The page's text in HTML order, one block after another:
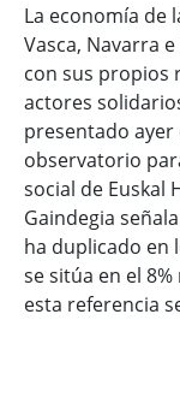
La economía de
Vasca, Navarra
con sus propios
actores
presentado ayer
observatorio
social de Euskal
Gaindegia
ha duplicado en
se sitúa en el
esta referencia